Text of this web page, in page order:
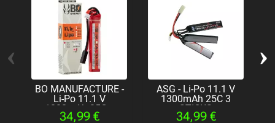
BO MANUFACTURE -
Li-Po 11.1 V
1000mAh 25C...
34,99 €
ASG - Li-Po 11.1 V
1300mAh 25C 3
STICKS
34,99 €
‹ ›